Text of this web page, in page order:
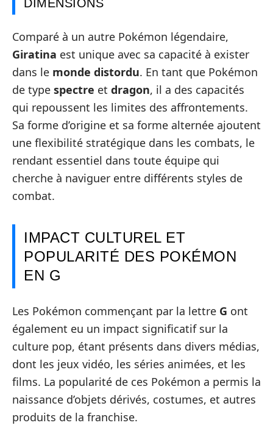
DIMENSIONS
Comparé à un autre Pokémon légendaire,
Giratina est unique avec sa capacité à exister
dans le monde distordu. En tant que Pokémon
de type spectre et dragon, il a des capacités
qui repoussent les limites des affrontements.
Sa forme d’origine et sa forme alternée ajoutent
une flexibilité stratégique dans les combats, le
rendant essentiel dans toute équipe qui
cherche à naviguer entre différents styles de
combat.
IMPACT CULTUREL ET
POPULARITÉ DES POKÉMON
EN G
Les Pokémon commençant par la lettre G ont
également eu un impact significatif sur la
culture pop, étant présents dans divers médias,
dont les jeux vidéo, les séries animées, et les
films. La popularité de ces Pokémon a permis la
naissance d’objets dérivés, costumes, et autres
produits de la franchise.